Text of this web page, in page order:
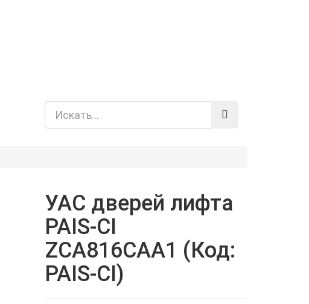
УАС дверей лифта
PAIS-CI
ZCA816CAA1 (Код:
PAIS-CI)